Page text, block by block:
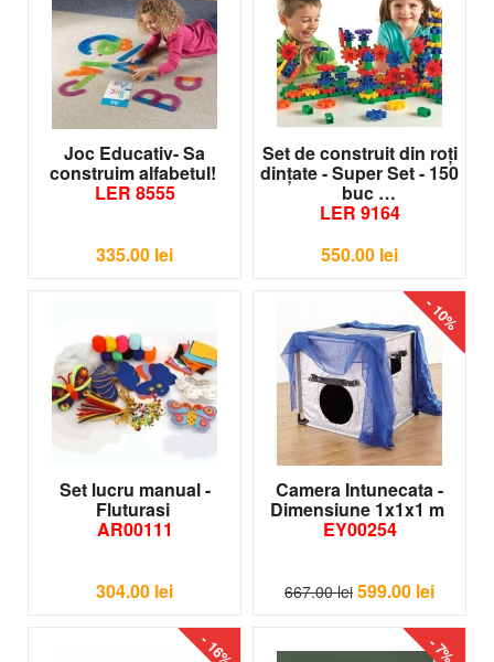
Joc Educativ- Sa
construim alfabetul!
LER 8555
335.00 lei
Set de construit din roţi
dinţate - Super Set - 150
buc
LER 9164
550.00 lei
Set lucru manual -
Fluturasi
AR00111
304.00 lei
- 10%
Camera Intunecata -
Dimensiune 1x1x1 m
EY00254
667.00 lei 599.00 lei
- 16% - 7%